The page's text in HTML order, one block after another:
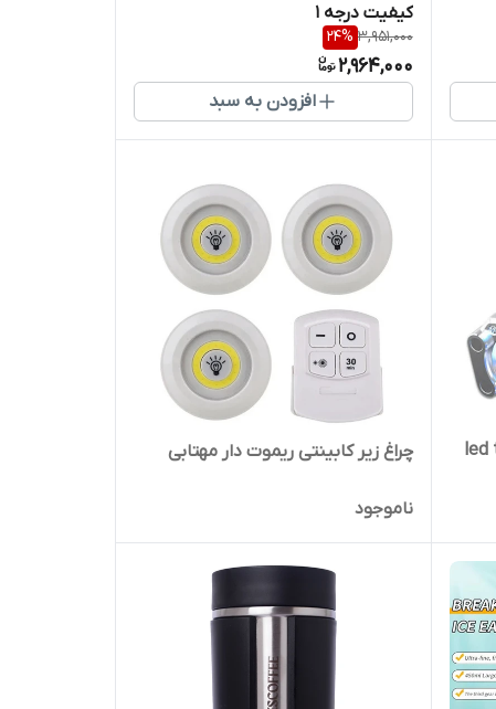
کیفیت درجه ۱
3,951,000
24%
2,964,000
افزودن به سبد
چراغ زیر کابینتی ریموت دار مهتابی
ناموجود